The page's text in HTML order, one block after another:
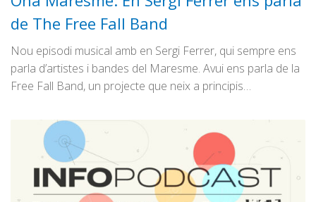
Publicitat
Contacte
de The Free Fall Band
Nou episodi musical amb en Sergi Ferrer, qui sempre ens
parla d’artistes i bandes del Maresme. Avui ens parla de la
Free Fall Band, un projecte que neix a principis…